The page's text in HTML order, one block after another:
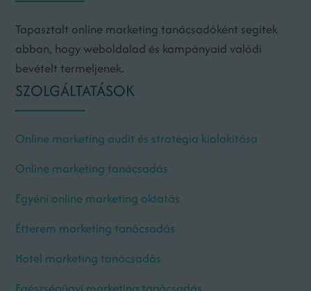
Tapasztalt online marketing tanácsadóként segítek
abban, hogy weboldalad és kampányaid valódi
bevételt termeljenek.
SZOLGÁLTATÁSOK
Online marketing audit és stratégia kialakítása
Online marketing tanácsadás
Egyéni online marketing oktatás
Étterem marketing tanácsadás
Hotel marketing tanácsadás